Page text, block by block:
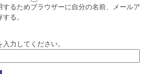
するためブラウザーに自分の名前、メールア
る。
力してください。